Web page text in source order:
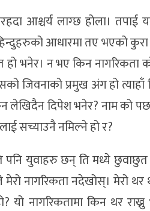
आश्चर्य लाग्छ होला।
आधारमा तए भएको
भनेर। न भए किन नागरिकता को
जिवनाको प्रमुख अंग हो
लेखिदैन दिपेश भनेर? नाम को
सच्याउनै नमिल्ने हो र?
युवाहरु छन् ति मध्ये छुवाछुत
नागरिकता नदेखोस्। मेरो थर
यो नागरिकतामा किन थर